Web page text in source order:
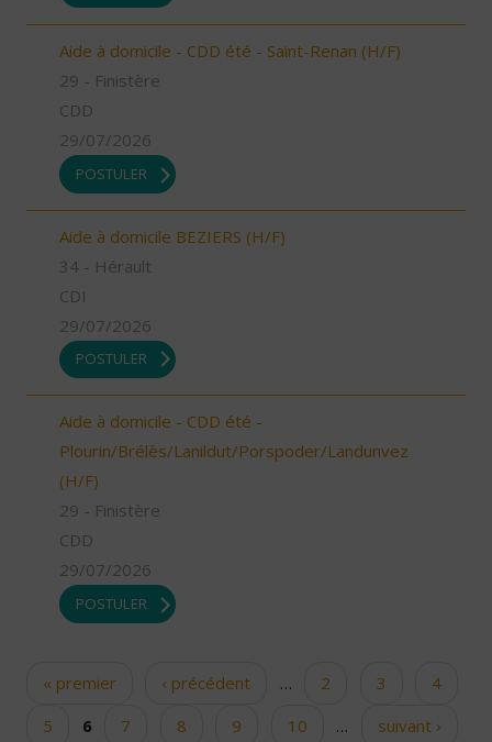
Aide à domicile - CDD été - Saint-Renan (H/F)
29 - Finistère
CDD
29/07/2026
POSTULER
Aide à domicile BEZIERS (H/F)
34 - Hérault
CDI
29/07/2026
POSTULER
Aide à domicile - CDD été -
Plourin/Brélès/Lanildut/Porspoder/Landunvez
(H/F)
29 - Finistère
CDD
29/07/2026
POSTULER
Pages« premier ‹ précédent … 2 3
4
5
6 7 8 9 10 …
suivant ›